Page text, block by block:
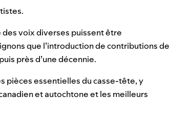
des voix diverses puissent être
que l’introduction de contributions de
près d’une décennie.
pièces essentielles du casse-tête, y
et autochtone et les meilleurs